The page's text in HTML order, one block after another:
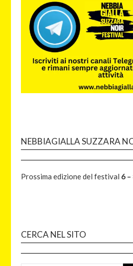
NEBBIAGIALLA SUZZARA
Prossima edizione del festival 6
CERCA NEL SITO